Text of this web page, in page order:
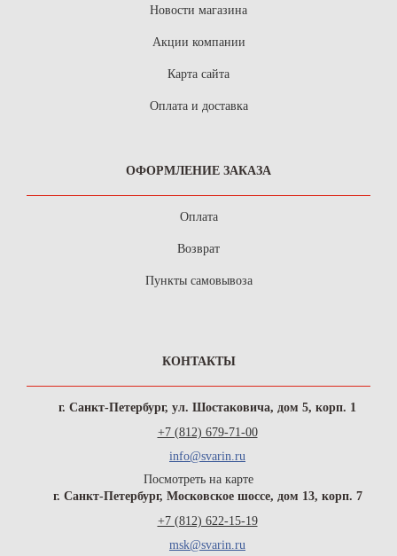
Новости магазина
Акции компании
Карта сайта
Оплата и доставка
ОФОРМЛЕНИЕ ЗАКАЗА
Оплата
Возврат
Пункты самовывоза
КОНТАКТЫ
г. Санкт-Петербург, ул. Шостаковича, дом 5, корп. 1
+7 (812) 679-71-00
info@svarin.ru
Посмотреть на карте
г. Санкт-Петербург, Московское шоссе, дом 13, корп. 7
+7 (812) 622-15-19
msk@svarin.ru